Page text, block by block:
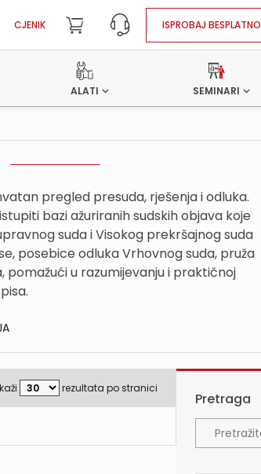
CJENIK ISPROBAJ BESPLATNO
ALATI SEMINARI
pregled presuda, rješenja i odluka.
bazi ažuriranih sudskih objava koje
suda i Visokog prekršajnog suda
posebice odluka Vrhovnog suda, pruža
u razumijevanju i praktičnoj
rezultata po stranici
Pretraga